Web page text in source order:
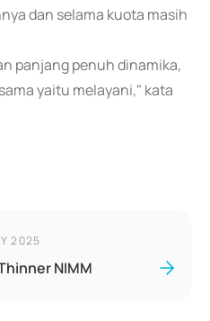
dan selama kuota masih
panjang penuh dinamika,
yaitu melayani," kata
2025
NIMM